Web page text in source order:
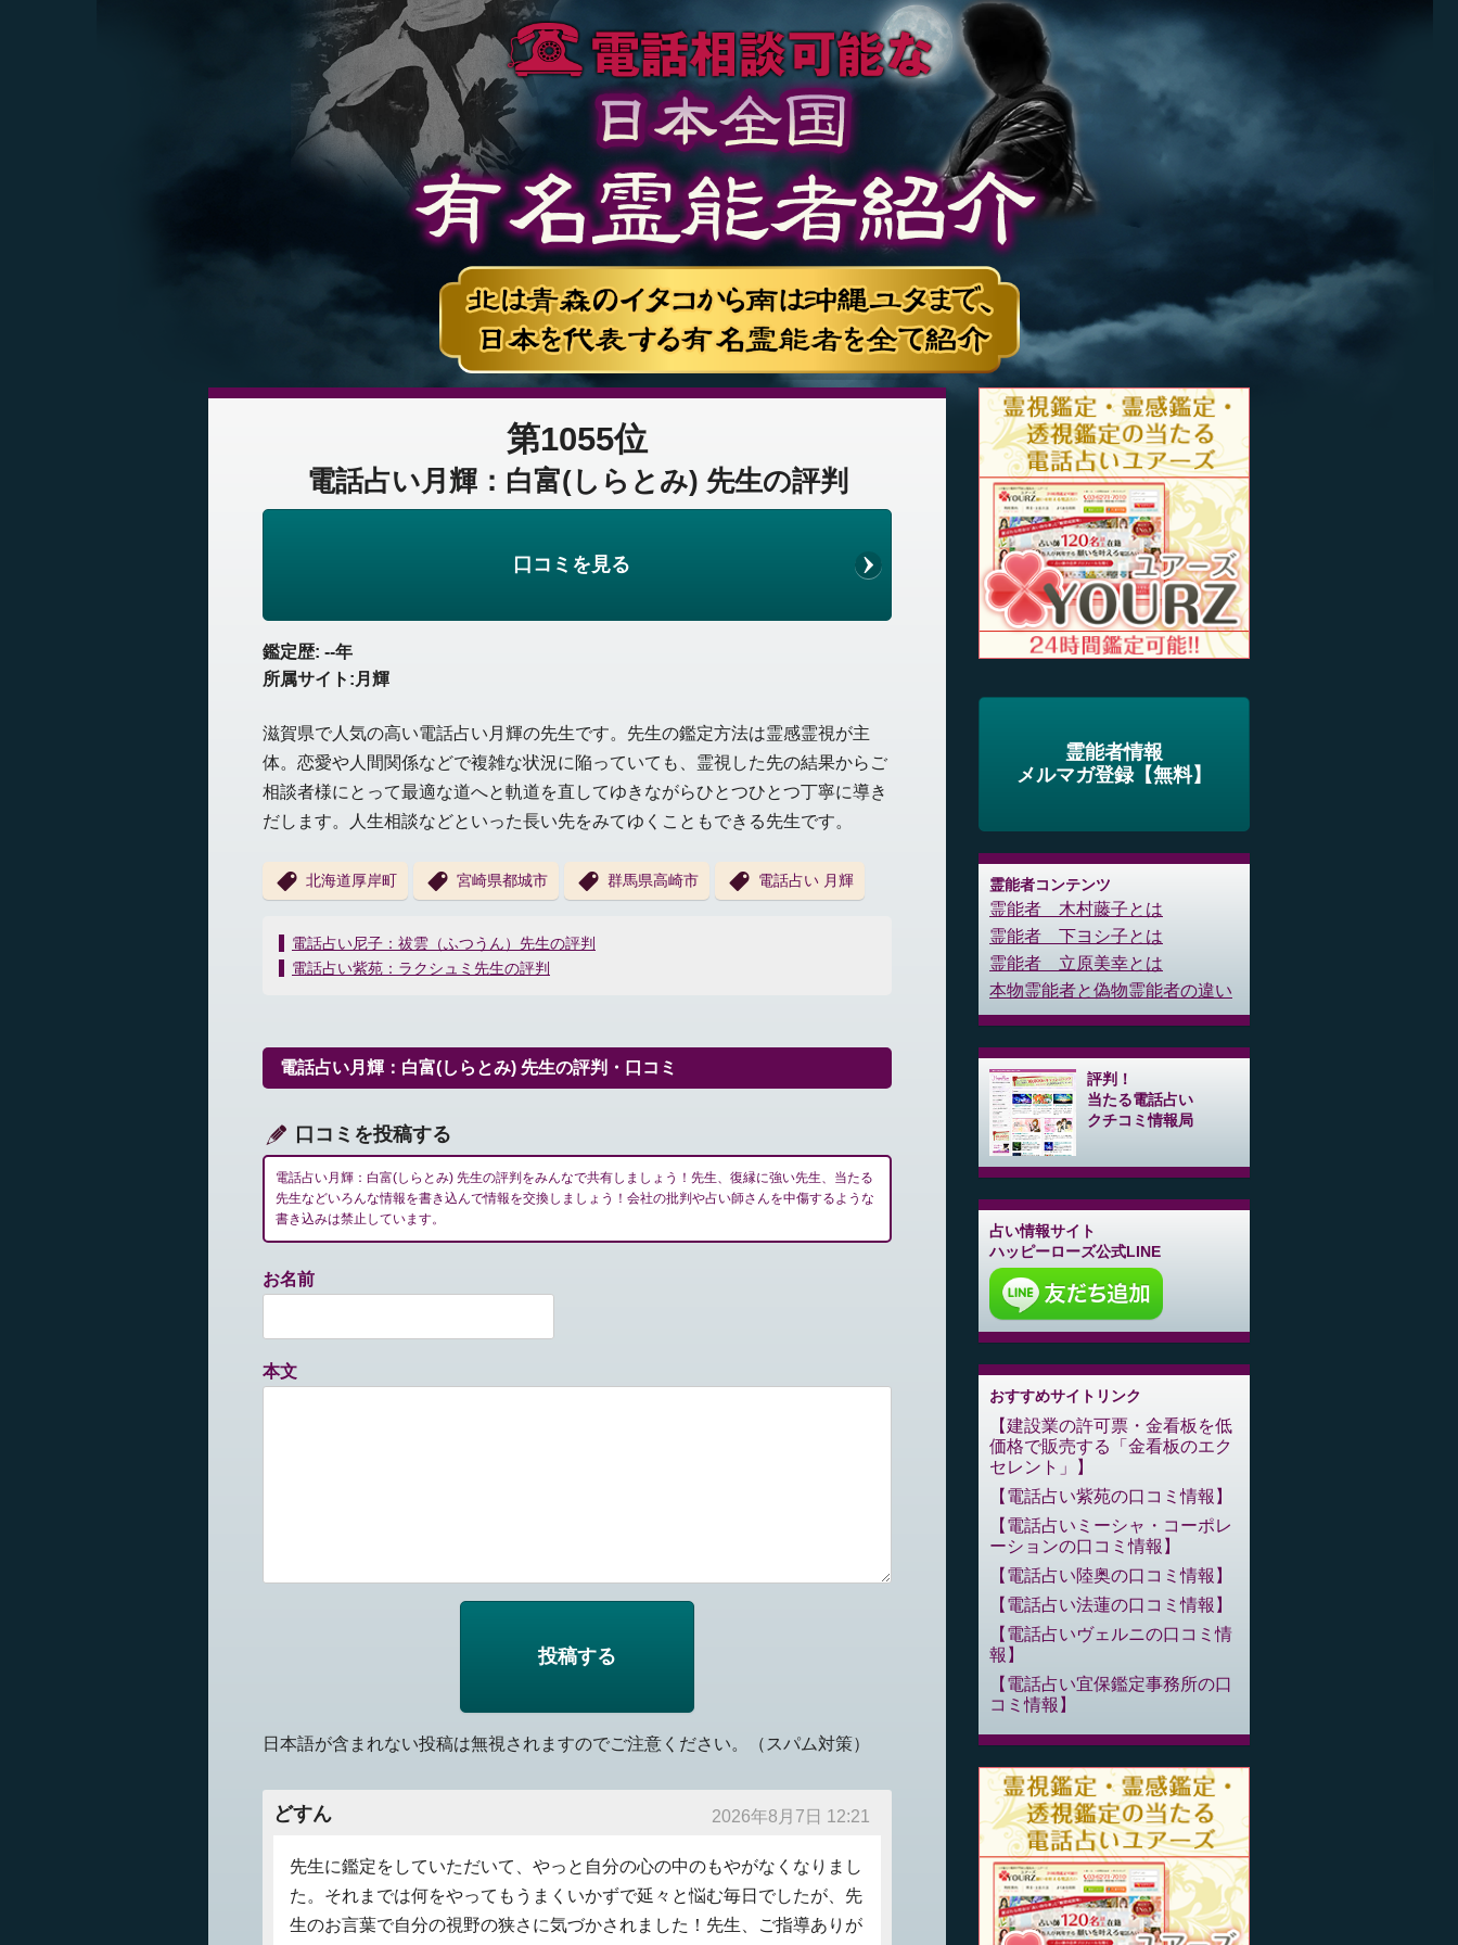
第1055位
電話占い月輝：白富(しらとみ) 先生の評判
口コミを見る
鑑定歴: --年
所属サイト:月輝
滋賀県で人気の高い電話占い月輝の先生です。先生の鑑定方法は霊感霊視が主
体。恋愛や人間関係などで複雑な状況に陥っていても、霊視した先の結果からご
相談者様にとって最適な道へと軌道を直してゆきながらひとつひとつ丁寧に導き
だします。人生相談などといった長い先をみてゆくこともできる先生です。
北海道厚岸町 宮崎県都城市 群馬県高崎市 電話占い 月輝
投
稿
ー
シ
ン
電話占い尼子：祓雲（ふつうん）先生の評判
電話占い紫苑：ラクシュミ先生の評判
電話占い月輝：白富(しらとみ) 先生の評判・口コミ
口コミを投稿する
電話占い月輝：白富(しらとみ) 先生の評判をみんなで共有しましょう！先生、復縁に強い先生、当たる
先生などいろんな情報を書き込んで情報を交換しましょう！会社の批判や占い師さんを中傷するような
書き込みは禁止しています。
お名前
本文
日本語が含まれない投稿は無視されますのでご注意ください。（スパム対策）
どすん 2026年8月7日 12:21
先生に鑑定をしていただいて、やっと自分の心の中のもやがなくなりまし
た。それまでは何をやってもうまくいかずで延々と悩む毎日でしたが、先
生のお言葉で自分の視野の狭さに気づかされました！先生、ご指導ありが
霊能者情報
メルマガ登録【無料】
霊能者コンテンツ
霊能者 木村藤子とは
霊能者 下ヨシ子とは
霊能者 立原美幸とは
本物霊能者と偽物霊能者の違い
評判！
当たる電話占い
クチコミ情報局
占い情報サイト
ハッピーローズ公式LINE
おすすめサイトリンク
建設業の許可票・金看板を低
価格で販売する「金看板のエク
セレント」
電話占い紫苑の口コミ情報
電話占いミーシャ・コーポレ
ーションの口コミ情報
電話占い陸奥の口コミ情報
電話占い法蓮の口コミ情報
電話占いヴェルニの口コミ情
報
電話占い宜保鑑定事務所の口
コミ情報